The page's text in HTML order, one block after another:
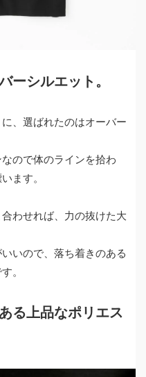
ーシルエット。
、選ばれたのはオーバー
ので体のラインを拾わ
ます。
わせれば、力の抜けた大
いので、落ち着きのある
。
る上品なポリエス